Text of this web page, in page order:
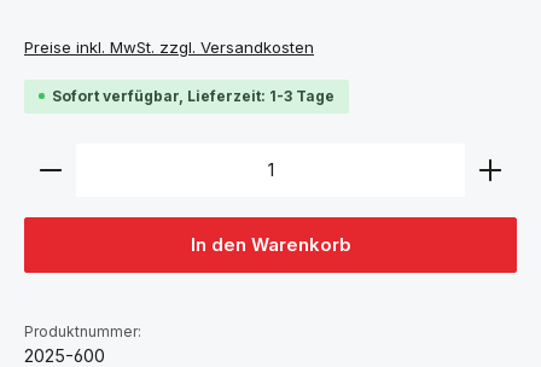
Preise inkl. MwSt. zzgl. Versandkosten
Sofort verfügbar, Lieferzeit: 1-3 Tage
Produkt Anzahl: Gib den gewünschten Wert ein
In den Warenkorb
Produktnummer:
2025-600